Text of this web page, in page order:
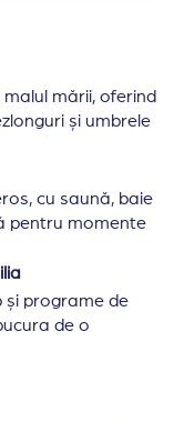
mării, oferind
și umbrele
cu saună, baie
pentru momente
și programe de
de o